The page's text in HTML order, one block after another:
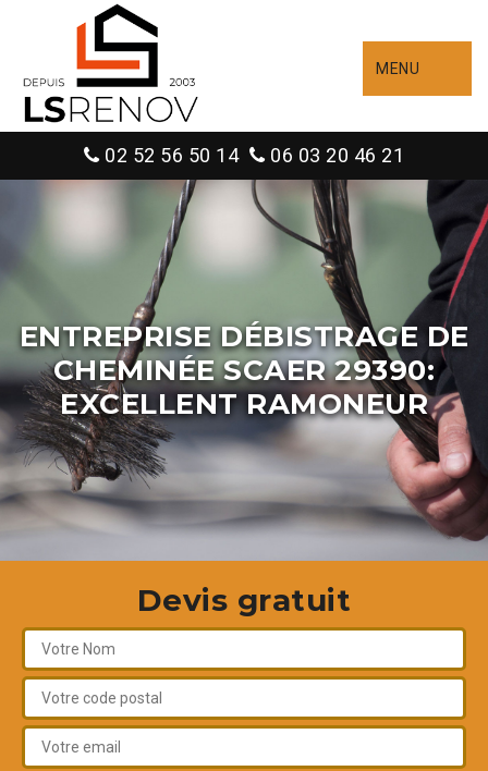
MENU
02 52 56 50 14 06 03 20 46 21
ENTREPRISE DÉBISTRAGE DE
CHEMINÉE SCAER 29390:
EXCELLENT RAMONEUR
Devis gratuit